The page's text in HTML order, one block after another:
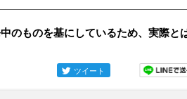
のものを基にしているため、実際と
ツイート